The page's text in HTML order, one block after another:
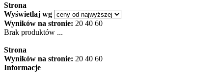
Strona
Wyświetlaj wg
Wyników na stronie: 20 40 60
Brak produktów ...
Strona
Wyników na stronie: 20 40 60
Informacje